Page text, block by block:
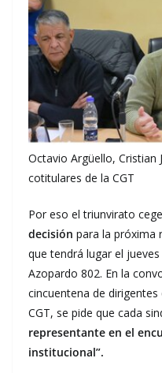
Octavio Argüello, Cristian
cotitulares de la CGT
Por eso el triunvirato
decisión para la próxima
que tendrá lugar el
Azopardo 802. En la
cincuentena de
CGT, se pide que cada
representante en el
institucional”.